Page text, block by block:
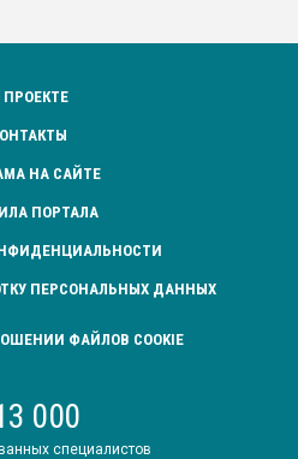
ПРОЕКТЕ
НА САЙТЕ
ПОРТАЛА
ПЕРСОНАЛЬНЫХ ДАННЫХ
ФАЙЛОВ COOKIE
000
специалистов